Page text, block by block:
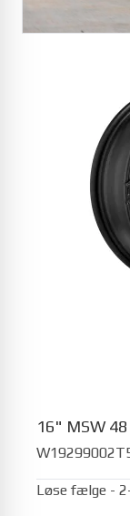
16" MSW
Løse fælge -